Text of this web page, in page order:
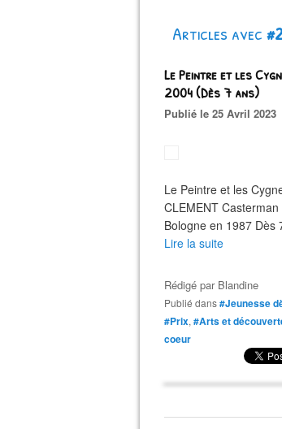
Articles avec
Le Peintre et les
2004 (Dès 7 ans)
Publié le 25 Avril 2023
Le Peintre et les
CLEMENT
Bologne en 1987 Dès
Lire la suite
Rédigé par Blandine
Publié dans#Jeunesse
#Prix, #Arts et
coeur